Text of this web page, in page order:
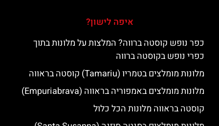
איפה לישון?
כפר נופש קוסטה ברווה? המלצות על מלונות בתוך
כפרי נופש בקוסטה ברווה
מלונות מומלצים בטמריו (Tamariu) קוסטה בראווה
מלונות מומלצים באמפוריה בראווה (Empuriabrava)
קוסטה בראווה מלונות הכל כלול